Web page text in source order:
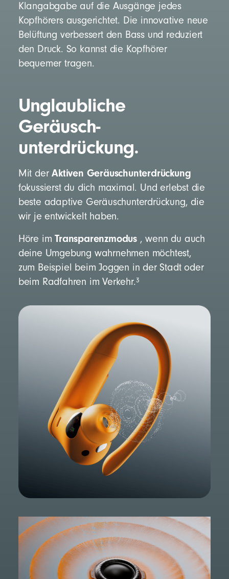
Klangabgabe auf die Ausgänge jedes
Kopfhörers ausgerichtet. Die innovative neue
Belüftung verbessert den Bass und reduziert
den Druck. So kannst die Kopfhörer
bequemer tragen.
Unglaubliche
Geräusch­
unterdrückung.
Mit derAktiven Geräuschunterdrückung
fokussierst du dich maximal. Und erlebst die
beste adaptive Geräusch­unterdrückung, die
wir je entwickelt haben.
Höre imTransparenzmodus , wenn du auch
deine Umgebung wahrnehmen möchtest,
zum Beispiel beim Joggen in der Stadt oder
beim Radfahren im Verkehr.3